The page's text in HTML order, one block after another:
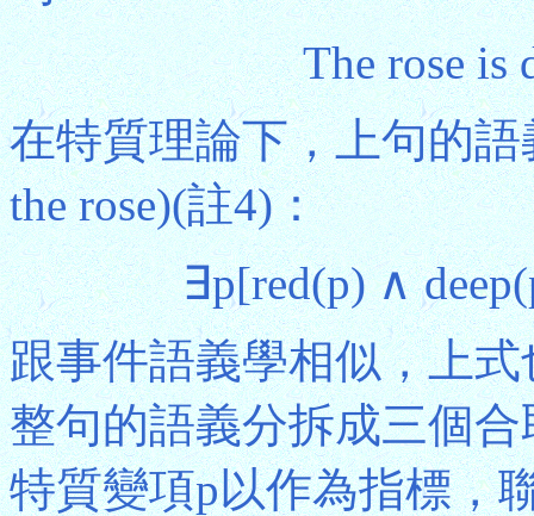
The rose
在特質理論下，上句的
the rose)(註4)：
∃p[red(p) ∧
跟事件語義學相似，上
整句的語義分拆成三個
特質變項p以作為指標，